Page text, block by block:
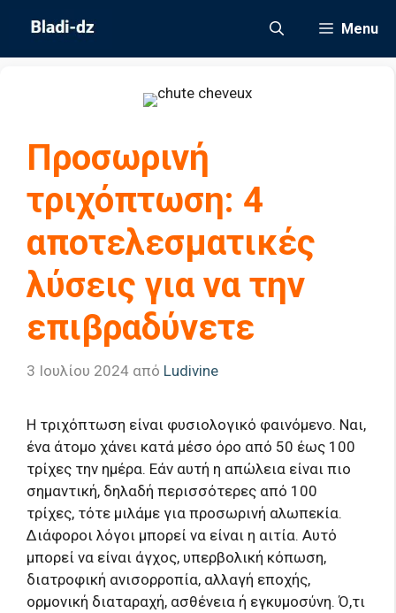
περιεχόμενο
Menu
Προσωρινή
τριχόπτωση: 4
αποτελεσματικές
λύσεις για να την
επιβραδύνετε
3 Ιουλίου 2024 από Ludivine
Η τριχόπτωση είναι φυσιολογικό φαινόμενο. Ναι,
ένα άτομο χάνει κατά μέσο όρο από 50 έως 100
τρίχες την ημέρα. Εάν αυτή η απώλεια είναι πιο
σημαντική, δηλαδή περισσότερες από 100
τρίχες, τότε μιλάμε για προσωρινή αλωπεκία.
Διάφοροι λόγοι μπορεί να είναι η αιτία. Αυτό
μπορεί να είναι άγχος, υπερβολική κόπωση,
διατροφική ανισορροπία, αλλαγή εποχής,
ορμονική διαταραχή, ασθένεια ή εγκυμοσύνη. Ό,τι